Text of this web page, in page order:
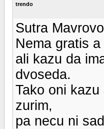
trendo
Sutra
Nema gratis
ali kazu da
dvoseda.
Tako oni
zurim,
pa necu ni